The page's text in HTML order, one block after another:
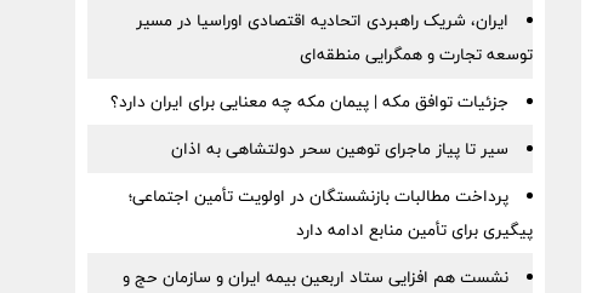
ایران، شریک راهبردی اتحادیه اقتصادی اوراسیا در مسیر
توسعه تجارت و همگرایی منطقه‌ای
جزئیات توافق مکه | پیمان مکه چه معنایی برای ایران دارد؟
سیر تا پیاز ماجرای توهین سحر دولتشاهی به اذان
پرداخت مطالبات بازنشستگان در اولویت تأمین اجتماعی؛
پیگیری برای تأمین منابع ادامه دارد
نشست هم افزایی ستاد اربعین بیمه ایران و سازمان حج و